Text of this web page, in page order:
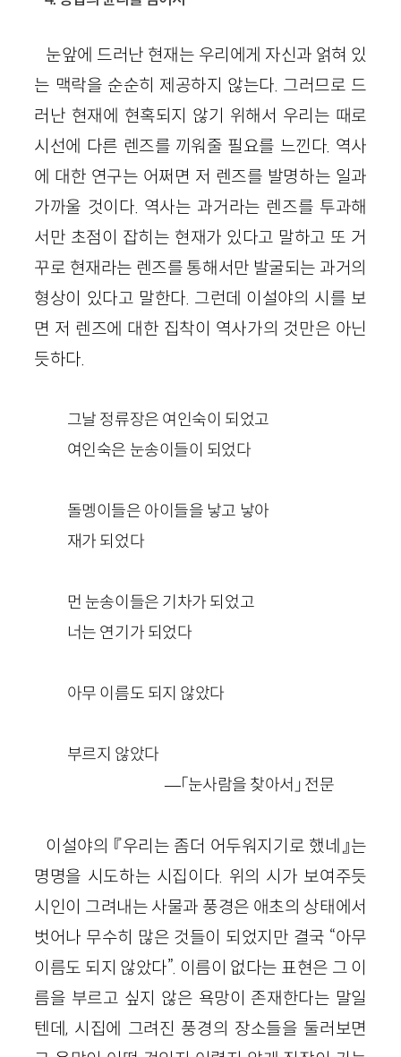
눈앞에 드러난 현재는 우리에게 자신과 얽혀 있
는 맥락을 순순히 제공하지 않는다. 그러므로 드
러난 현재에 현혹되지 않기 위해서 우리는 때로
시선에 다른 렌즈를 끼워줄 필요를 느낀다. 역사
에 대한 연구는 어쩌면 저 렌즈를 발명하는 일과
가까울 것이다. 역사는 과거라는 렌즈를 투과해
서만 초점이 잡히는 현재가 있다고 말하고 또 거
꾸로 현재라는 렌즈를 통해서만 발굴되는 과거의
형상이 있다고 말한다. 그런데 이설야의 시를 보
면 저 렌즈에 대한 집착이 역사가의 것만은 아닌
듯하다.
그날 정류장은 여인숙이 되었고
여인숙은 눈송이들이 되었다
돌멩이들은 아이들을 낳고 낳아
재가 되었다
먼 눈송이들은 기차가 되었고
너는 연기가 되었다
아무 이름도 되지 않았다
부르지 않았다
—「눈사람을 찾아서」 전문
이설야의 『우리는 좀더 어두워지기로 했네』는
명명을 시도하는 시집이다. 위의 시가 보여주듯
시인이 그려내는 사물과 풍경은 애초의 상태에서
벗어나 무수히 많은 것들이 되었지만 결국 “아무
이름도 되지 않았다”. 이름이 없다는 표현은 그 이
름을 부르고 싶지 않은 욕망이 존재한다는 말일
텐데, 시집에 그려진 풍경의 장소들을 둘러보면